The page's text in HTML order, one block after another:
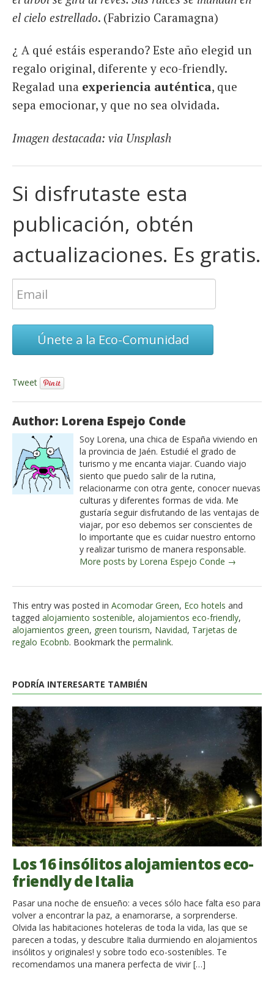
el cielo estrellado. (Fabrizio Caramagna)
¿ A qué estáis esperando? Este año elegid un
regalo original, diferente y eco-friendly.
Regalad una experiencia auténtica, que
sepa emocionar, y que no sea olvidada.
Imagen destacada: via Unsplash
Si disfrutaste esta
publicación, obtén
actualizaciones. Es gratis.
Únete a la Eco-Comunidad
Tweet
Author: Lorena Espejo Conde
Soy Lorena, una chica de España viviendo en
la provincia de Jaén. Estudié el grado de
turismo y me encanta viajar. Cuando viajo
siento que puedo salir de la rutina,
relacionarme con otra gente, conocer nuevas
culturas y diferentes formas de vida. Me
gustaría seguir disfrutando de las ventajas de
viajar, por eso debemos ser conscientes de
lo importante que es cuidar nuestro entorno
y realizar turismo de manera responsable.
More posts by Lorena Espejo Conde →
This entry was posted in Acomodar Green, Eco hotels and
tagged alojamiento sostenible, alojamientos eco-friendly,
alojamientos green, green tourism, Navidad, Tarjetas de
regalo Ecobnb. Bookmark the permalink.
PODRÍA INTERESARTE TAMBIÉN
Los 16 insólitos alojamientos eco-
friendly de Italia
Pasar una noche de ensueño: a veces sólo hace falta eso para
volver a encontrar la paz, a enamorarse, a sorprenderse.
Olvida las habitaciones hoteleras de toda la vida, las que se
parecen a todas, y descubre Italia durmiendo en alojamientos
insólitos y originales! y sobre todo eco-sostenibles. Te
recomendamos una manera perfecta de vivir […]